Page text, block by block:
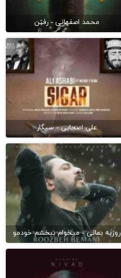
محمد اصفهانی - رفتن
علی اصحابی - سیگار
روزبه بمانی - میخوام ببخشم خودمو